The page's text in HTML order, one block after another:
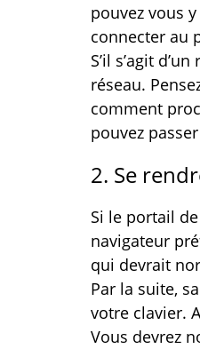
pouvez vous
connecter au
S’il s’agit
réseau.
comment
pouvez
2. Se
Si le portail
navigateur
qui devrait
Par la suite,
votre clavier.
Vous devrez